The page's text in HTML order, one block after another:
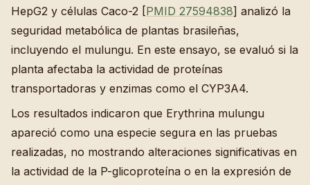
HepG2 y células Caco-2 [PMID 27594838] analizó la
seguridad metabólica de plantas brasileñas,
incluyendo el mulungu. En este ensayo, se evaluó si la
planta afectaba la actividad de proteínas
transportadoras y enzimas como el CYP3A4.
Los resultados indicaron que Erythrina mulungu
apareció como una especie segura en las pruebas
realizadas, no mostrando alteraciones significativas en
la actividad de la P-glicoproteína o en la expresión de